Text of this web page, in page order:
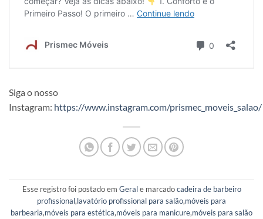
Siga o nosso
Instagram: https://www.instagram.com/prismec_moveis_salao/
Esse registro foi postado em Gerale marcadocadeira de barbeiro
profissional,lavatório profissional para salão,móveis para
barbearia,móveis para estética,móveis para manicure,móveis para salão